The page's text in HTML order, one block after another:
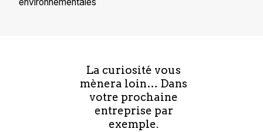
La curiosité vous
mènera loin… Dans
votre prochaine
entreprise par
exemple.